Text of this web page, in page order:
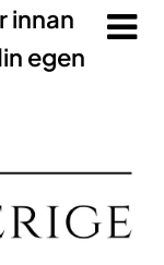
innan
egen